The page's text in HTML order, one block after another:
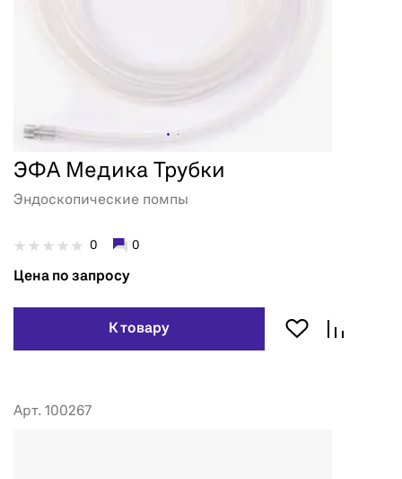
ЭФА Медика Трубки
Эндоскопические помпы
0 0
Цена по запросу
К товару
Арт. 100267